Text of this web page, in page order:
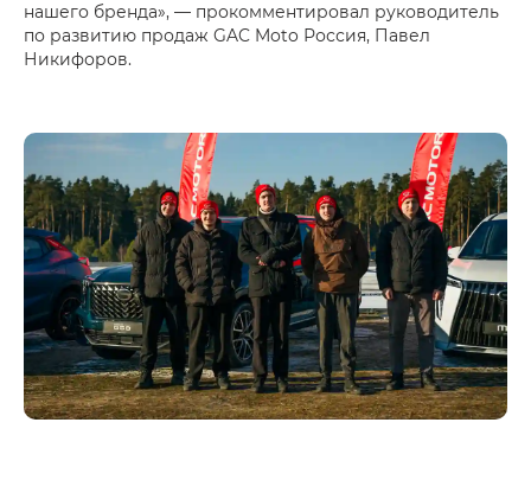
нашего бренда», — прокомментировал руководитель
по развитию продаж GAC Moto Россия, Павел
Никифоров.